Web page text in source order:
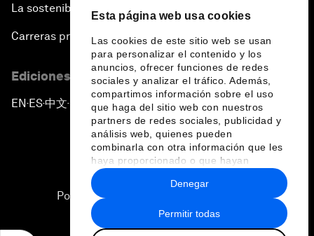
Esta página web usa cookies
Las cookies de este sitio web se usan
para personalizar el contenido y los
anuncios, ofrecer funciones de redes
sociales y analizar el tráfico. Además,
compartimos información sobre el uso
que haga del sitio web con nuestros
partners de redes sociales, publicidad y
análisis web, quienes pueden
combinarla con otra información que les
haya proporcionado o que hayan
recopilado a partir del uso que haya
hecho de sus servicios.
Permitir todas
Denegar
La sostenibilidad en el Foro
Carreras profesionales
Ediciones en otros idiomas
EN ▪ES▪中文▪ 日本語
Política de privacidad y normas de uso
Sitemap